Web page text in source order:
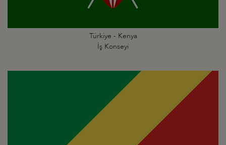
Türkiye - Kenya
İş Konseyi